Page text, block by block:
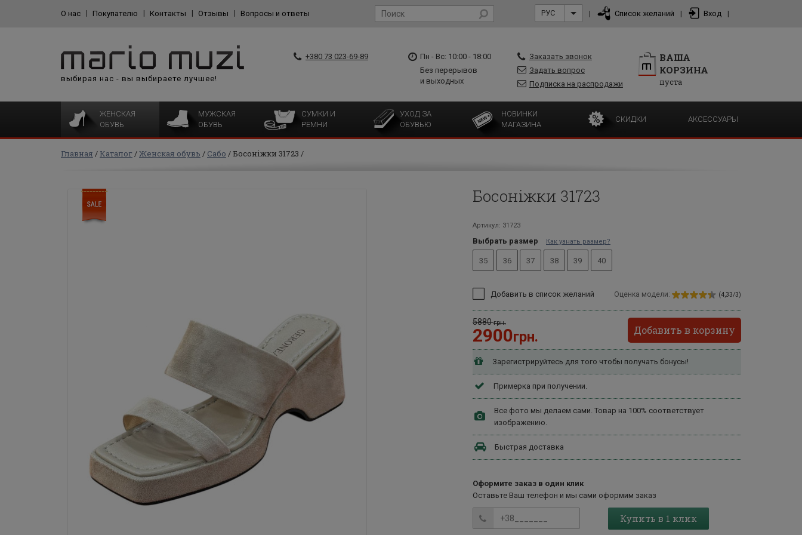
О нас Покупателю Контакты Отзывы Вопросы и ответы РУС | Список желаний | Вход |
выбирая нас - вы выбираете лучшее!
+380 73 023-69-89
Пн - Вс: 10:00 - 18:00
Без перерывов
и выходных
Заказать звонок
Задать вопрос
Подписка на распродажи
ВАША
КОРЗИНА
пуста
ЖЕНСКАЯ
ОБУВЬ
МУЖСКАЯ
ОБУВЬ
СУМКИ И
РЕМНИ
УХОД ЗА
ОБУВЬЮ
НОВИНКИ
МАГАЗИНА
СКИДКИ АКСЕССУАРЫ
Главная Каталог Женская обувь Сабо Босоніжки 31723
Босоніжки 31723
Артикул: 31723
Выбрать размер Как узнать размер?
35 36 37 38 39 40
Добавить в список желаний Оценка модели: (4,33/3)
5880грн.
2900грн. Добавить в корзину
Зарегистрируйтесь для того чтобы получать бонусы!
Примерка при получении.
Все фото мы делаем сами. Товар на 100% соответствует
изображению.
Быстрая доставка
Оформите заказ в один клик
Оставьте Ваш телефон и мы сами оформим заказ
Купить в 1 клик